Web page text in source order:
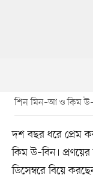
শিন মিন–আ ও কিম
দশ বছর ধরে প্রেম
কিম উ–বিন।
ডিসেম্বরে বিয়ে